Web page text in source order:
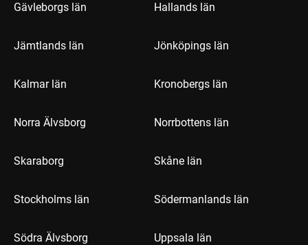
Gävleborgs län Hallands län
Jämtlands län Jönköpings län
Kalmar län Kronobergs län
Norra Älvsborg Norrbottens län
Skaraborg Skåne län
Stockholms län Södermanlands län
Södra Älvsborg Uppsala län